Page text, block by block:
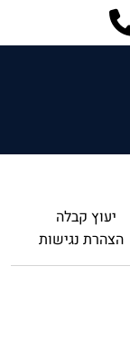
יעוץ קבלה
הצהרת נגישות